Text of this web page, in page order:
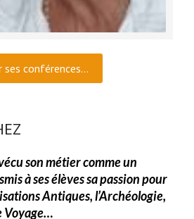
ses conférences...
son métier comme un
à ses élèves sa passion pour
Antiques, l’Archéologie,
Voyage…